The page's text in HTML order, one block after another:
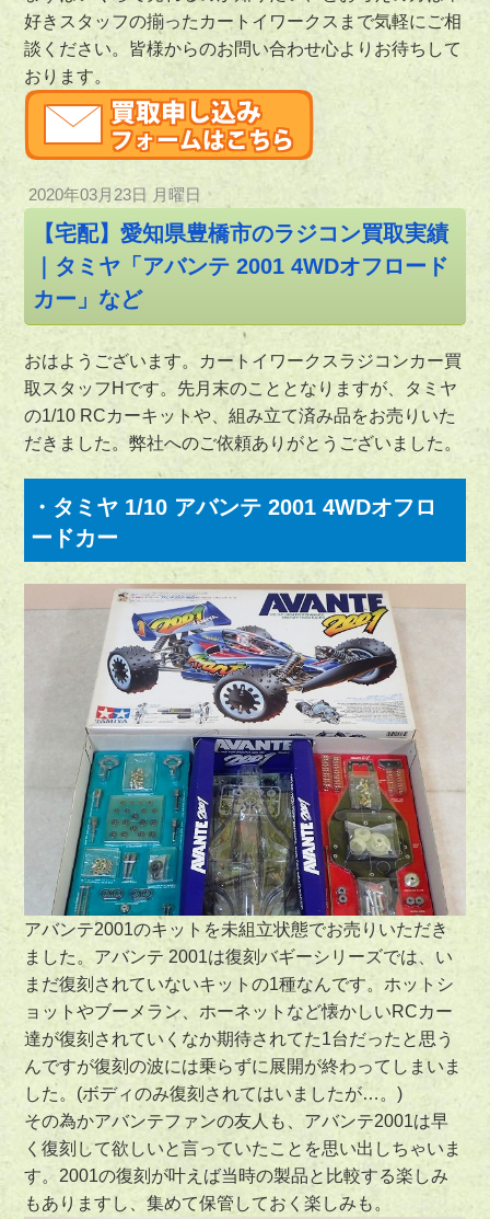
好きスタッフの揃ったカートイワークスまで気軽にご相
談ください。皆様からのお問い合わせ心よりお待ちして
おります。
2020年03月23日 月曜日
【宅配】愛知県豊橋市のラジコン買取実績
｜タミヤ「アバンテ 2001 4WDオフロード
カー」など
おはようございます。カートイワークスラジコンカー買
取スタッフHです。先月末のこととなりますが、タミヤ
の1/10 RCカーキットや、組み立て済み品をお売りいた
だきました。弊社へのご依頼ありがとうございました。
・タミヤ 1/10 アバンテ 2001 4WDオフロ
ードカー
アバンテ2001のキットを未組立状態でお売りいただき
ました。アバンテ 2001は復刻バギーシリーズでは、い
まだ復刻されていないキットの1種なんです。ホットシ
ョットやブーメラン、ホーネットなど懐かしいRCカー
達が復刻されていくなか期待されてた1台だったと思う
んですが復刻の波には乗らずに展開が終わってしまいま
した。(ボディのみ復刻されてはいましたが…。)
その為かアバンテファンの友人も、アバンテ2001は早
く復刻して欲しいと言っていたことを思い出しちゃいま
す。2001の復刻が叶えば当時の製品と比較する楽しみ
もありますし、集めて保管しておく楽しみも。